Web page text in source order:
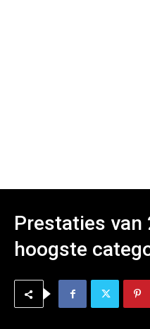
Prestaties van
hoogste